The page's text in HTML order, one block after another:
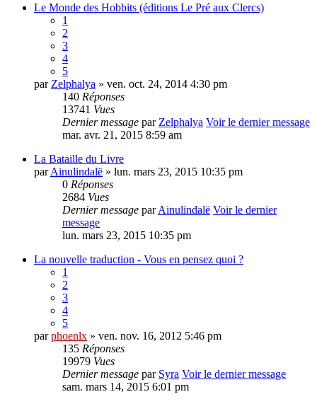
Le Monde des Hobbits (éditions Le Pré aux Clercs)
1
2
3
4
5
par Zelphalya » ven. oct. 24, 2014 4:30 pm
140 Réponses
13741 Vues
Dernier message par Zelphalya Voir le dernier message
mar. avr. 21, 2015 8:59 am
La Bataille du Livre
parAinulindalë » lun. mars 23, 2015 10:35 pm
0 Réponses
2684 Vues
Dernier message parAinulindalë Voir le dernier
message
lun. mars 23, 2015 10:35 pm
La nouvelle traduction - Vous en pensez quoi ?
1
2
3
4
5
parphoenlx » ven. nov. 16, 2012 5:46 pm
135 Réponses
19979 Vues
Dernier message par Syra Voir le dernier message
sam. mars 14, 2015 6:01 pm